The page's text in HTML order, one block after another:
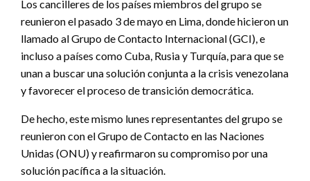
Los cancilleres de los países miembros del grupo se
reunieron el pasado 3 de mayo en Lima, donde hicieron un
llamado al Grupo de Contacto Internacional (GCI), e
incluso a países como Cuba, Rusia y Turquía, para que se
unan a buscar una solución conjunta a la crisis venezolana
y favorecer el proceso de transición democrática.
De hecho, este mismo lunes representantes del grupo se
reunieron con el Grupo de Contacto en las Naciones
Unidas (ONU) y reafirmaron su compromiso por una
solución pacífica a la situación.